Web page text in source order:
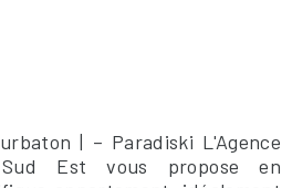
| – Paradiski L'Agence
Sud Est vous propose en